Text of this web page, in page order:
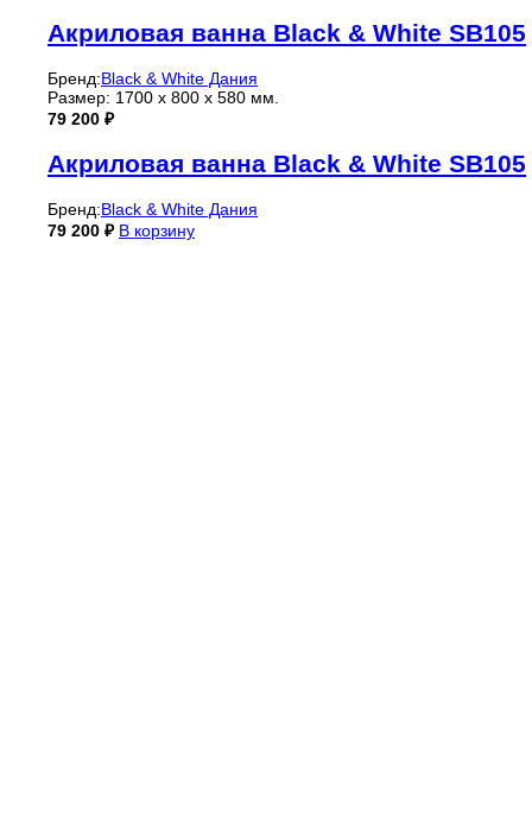
Акриловая ванна Black & White SB105
Бренд:Black & White Дания
Размер: 1700 x 800 x 580 мм.
79 200 ₽
Акриловая ванна Black & White SB105
Бренд:Black & White Дания
79 200 ₽ В корзину